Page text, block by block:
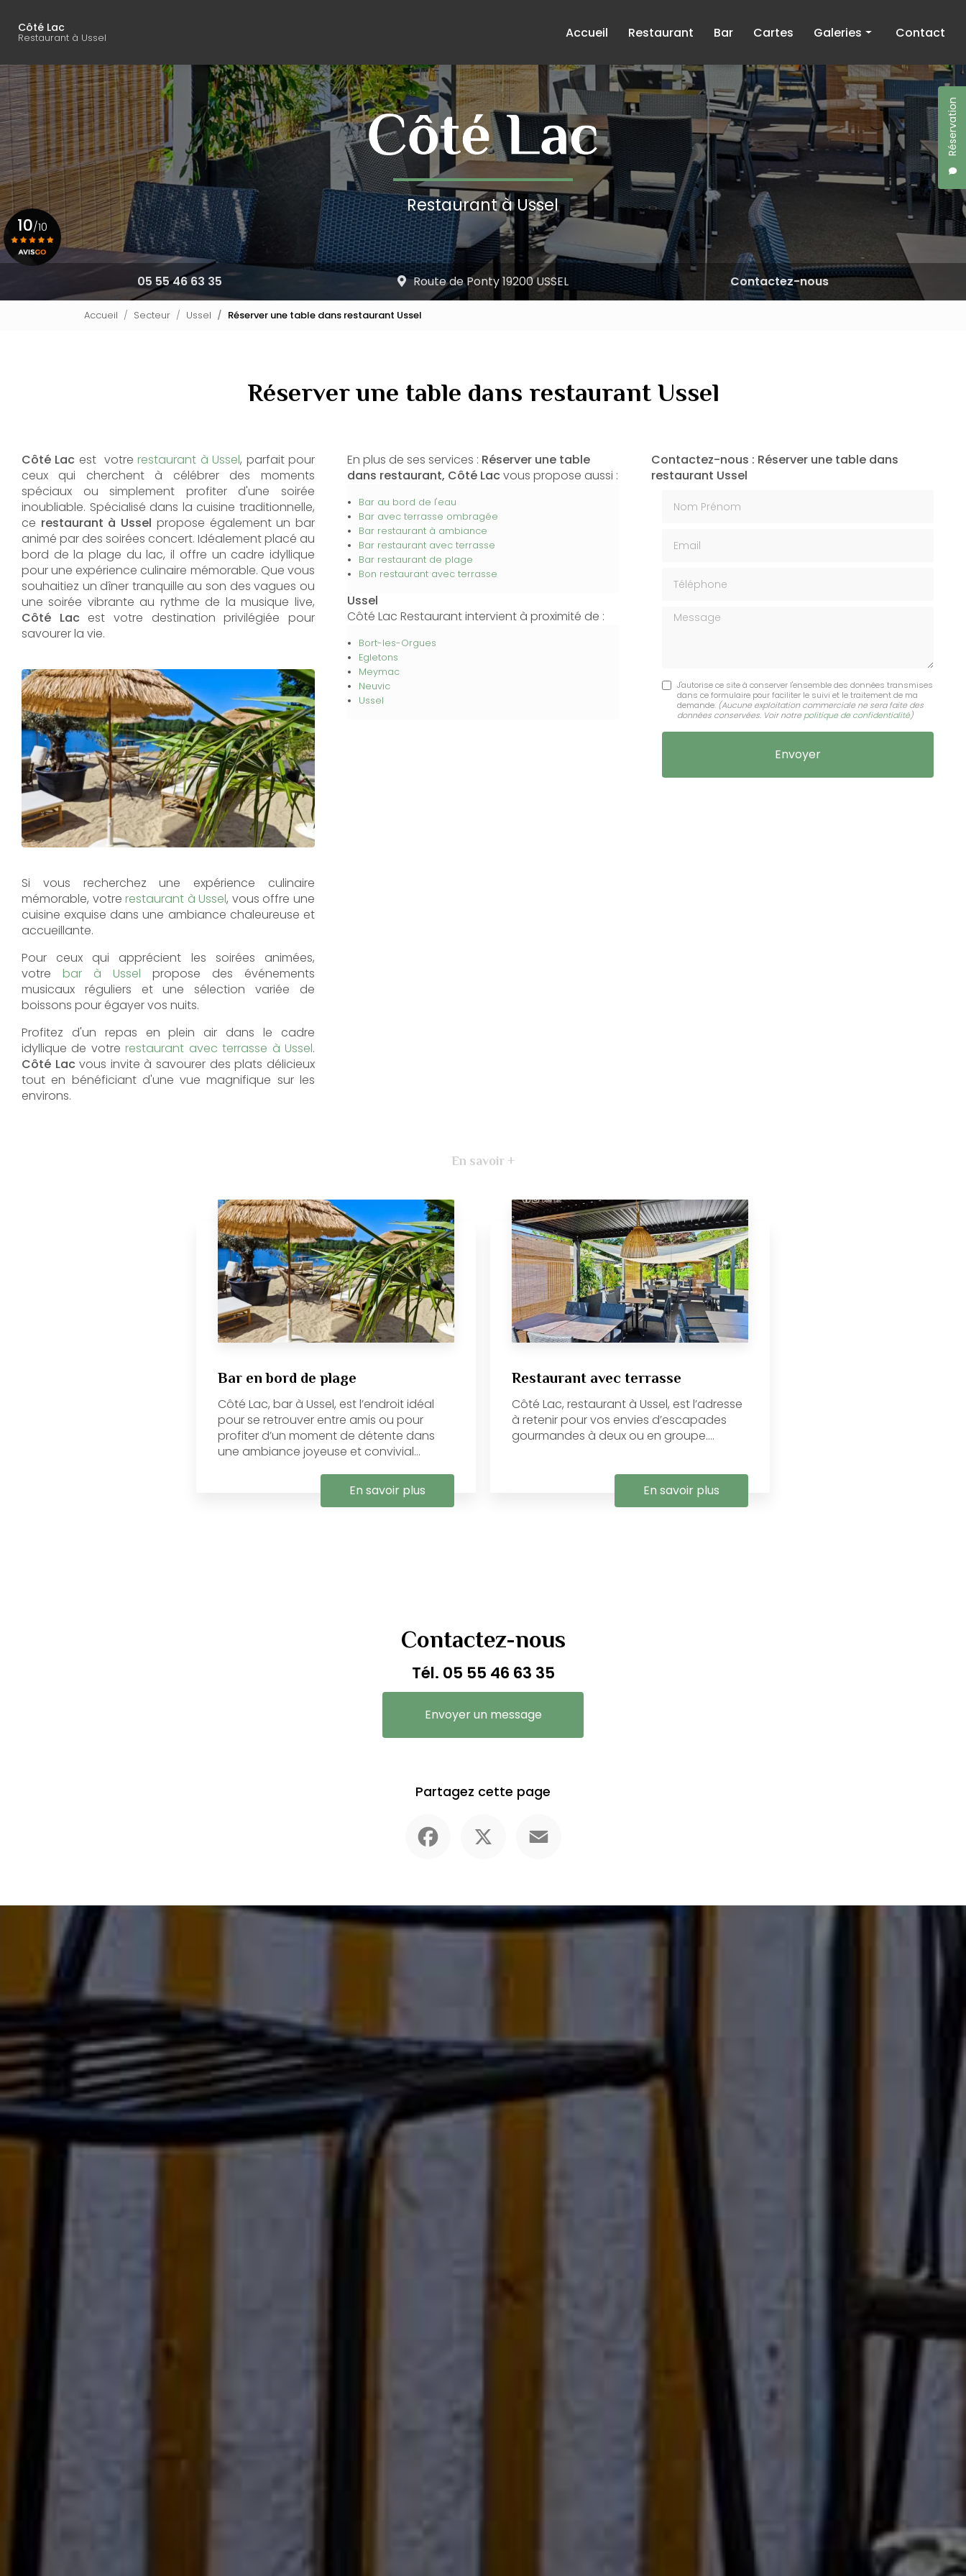
contenu
Côté Lac
Restaurant à Ussel
Réservation
Accueil
Restaurant Bar Cartes Galeries
Restaurant
Bar
Contact
Restaurant à Ussel
05 55 46 63 35 Route de Ponty 19200 USSEL Contactez-nous
10/10
Accueil Secteur Ussel Réserver une table dans restaurant Ussel
Réserver une table dans restaurant Ussel
Côté Lac est votrerestaurant à Ussel, parfait pour
ceux qui cherchent à célébrer des moments
spéciaux ou simplement profiter d'une soirée
inoubliable. Spécialisé dans la cuisine traditionnelle,
ce restaurant à Ussel propose également un bar
animé par des soirées concert. Idéalement placé au
bord de la plage du lac, il offre un cadre idyllique
pour une expérience culinaire mémorable. Que vous
souhaitiez un dîner tranquille au son des vagues ou
une soirée vibrante au rythme de la musique live,
Côté Lacest votre destination privilégiée pour
savourer la vie.
Si vous recherchez une expérience culinaire
mémorable, votrerestaurant à Ussel, vous offre une
cuisine exquise dans une ambiance chaleureuse et
accueillante.
Pour ceux qui apprécient les soirées animées,
votre bar à Ussel propose des événements
musicaux réguliers et une sélection variée de
boissons pour égayer vos nuits.
Profitez d'un repas en plein air dans le cadre
idyllique de votrerestaurant avec terrasse à Ussel.
Côté Lacvous invite à savourer des plats délicieux
tout en bénéficiant d'une vue magnifique sur les
environs.
En plus de ses services : Réserver une table
dans restaurant, Côté Lacvous propose aussi :
Bar au bord de l'eau
Bar avec terrasse ombragée
Bar restaurant à ambiance
Bar restaurant avec terrasse
Bar restaurant de plage
Bon restaurant avec terrasse
Ussel
Côté Lac Restaurant intervient à proximité de :
Bort-les-Orgues
Egletons
Meymac
Neuvic
Ussel
Contactez-nous : Réserver une table dans
restaurant Ussel
Message
J'autorise ce site à conserver l'ensemble des données transmises
dans ce formulaire pour faciliter le suivi et le traitement de ma
demande. (Aucune exploitation commerciale ne sera faite des
données conservées. Voir notrepolitique de confidentialité)
En savoir +
Bar en bord de plage
Côté Lac, bar à Ussel, est l’endroit idéal
pour se retrouver entre amis ou pour
profiter d’un moment de détente dans
une ambiance joyeuse et convivial...
En savoir plus
Restaurant avec terrasse
Côté Lac, restaurant à Ussel, est l’adresse
à retenir pour vos envies d’escapades
gourmandes à deux ou en groupe....
En savoir plus
Contactez-nous
Tél. 05 55 46 63 35
Envoyer un message
Partagez cette page